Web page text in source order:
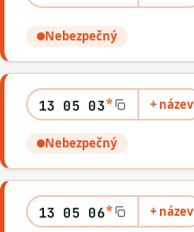
Nebezpečný
13 05 03* + název
Nebezpečný
13 05 06* + název